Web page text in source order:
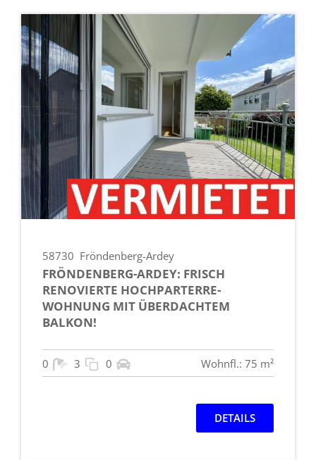
58730 Fröndenberg-Ardey
FRÖNDENBERG-ARDEY: FRISCH
RENOVIERTE HOCHPARTERRE-
WOHNUNG MIT ÜBERDACHTEM
BALKON!
0 3 0 Wohnfl.: 75 m²
DETAILS